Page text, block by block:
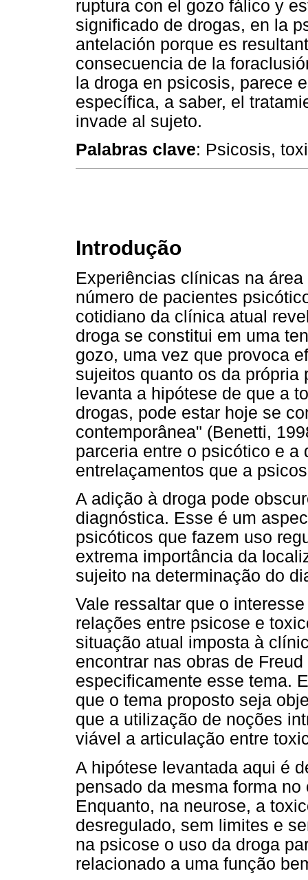
ruptura con el gozo fálico y
significado de drogas, en la
antelación porque es
consecuencia de la
la droga en psicosis, parece
específica, a saber, el
invade al sujeto.
Palabras clave: Psicosis,
Introdução
Experiências clínicas na
número de pacientes
cotidiano da clínica atual
droga se constitui em uma
gozo, uma vez que provoca
sujeitos quanto os da própria
levanta a hipótese de que a
drogas, pode estar hoje se
contemporânea" (Benetti,
parceria entre o psicótico e a
entrelaçamentos que a
A adição à droga pode
diagnóstica. Esse é um
psicóticos que fazem uso
extrema importância da
sujeito na determinação do
Vale ressaltar que o
relações entre psicose e
situação atual imposta à
encontrar nas obras de
especificamente esse tema.
que o tema proposto seja
que a utilização de noções
viável a articulação entre
A hipótese levantada aqui é
pensado da mesma forma
Enquanto, na neurose, a
desregulado, sem limites e
na psicose o uso da droga
relacionado a uma função